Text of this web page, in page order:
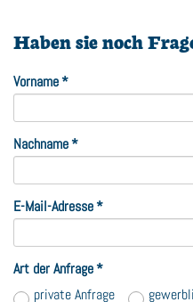
Haben sie noch
Vorname*
Nachname*
E-Mail-Adresse*
Art der Anfrage*
private Anfrage